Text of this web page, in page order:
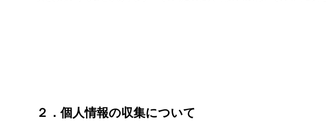
２．個人情報の収集について